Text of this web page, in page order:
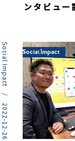
ンタビュー
Social Impact / 2022-12-26